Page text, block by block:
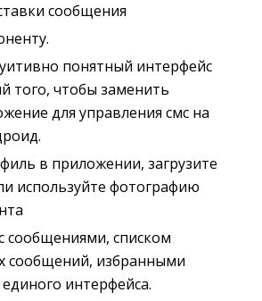
сообщения
понятный интерфейс
того, чтобы заменить
для управления смс на
в приложении, загрузите
используйте фотографию
сообщениями, списком
сообщений, избранными
интерфейса.